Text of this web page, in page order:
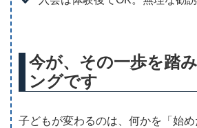
今が、その一歩を踏
ングです
子どもが変わるのは、何かを「始め